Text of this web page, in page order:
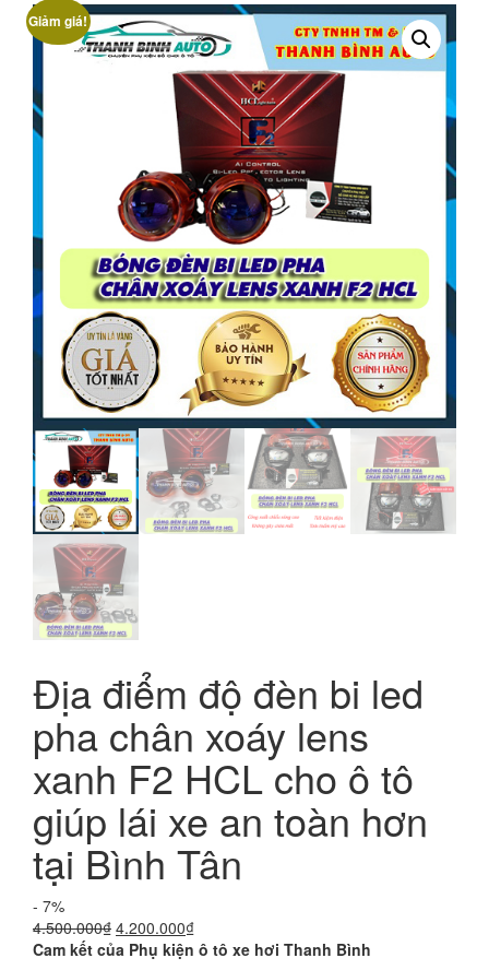
Giảm giá!
Địa điểm độ đèn bi led
pha chân xoáy lens
xanh F2 HCL cho ô tô
giúp lái xe an toàn hơn
tại Bình Tân
- 7%
4.500.000₫ Giá
gốc
4.200.000₫Giá
hiện
Cam kết của Phụ kiện ô tô xe hơi Thanh Bình